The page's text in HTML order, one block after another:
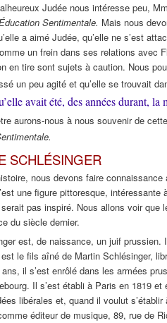
Judée nous intéresse peu,
Sentimentale. Mais nous
a aimé Judée, qu’elle ne s’est
un frein dans ses relations avec
en tire sont sujets à caution. Nous
un peu agité et qu’elle se trouvait
avait été, des années durant,
aurons-nous à nous souvenir de
SCHLÉSINGER
nous devons faire
une figure pittoresque,
serait pas inspiré. Nous allons voir
du siècle dernier.
est, de naissance, un juif
le fils aîné de Martin Schlésinger,
il s’est enrôlé dans les armées
Il s’est établi à Paris en 1819
libérales et, quand il voulut
éditeur de musique, 89, rue de